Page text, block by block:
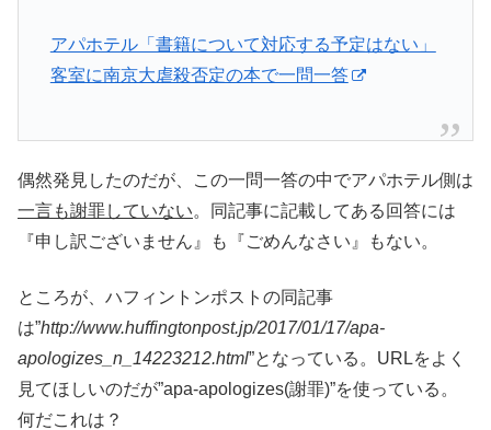
アパホテル「書籍について対応する予定はない」
客室に南京大虐殺否定の本で一問一答
偶然発見したのだが、この一問一答の中でアパホテル側は
一言も謝罪していない。同記事に記載してある回答には
『申し訳ございません』も『ごめんなさい』もない。
ところが、ハフィントンポストの同記事
は”http://www.huffingtonpost.jp/2017/01/17/apa-
apologizes_n_14223212.html”となっている。URLをよく
見てほしいのだが”apa-apologizes(謝罪)”を使っている。
何だこれは？